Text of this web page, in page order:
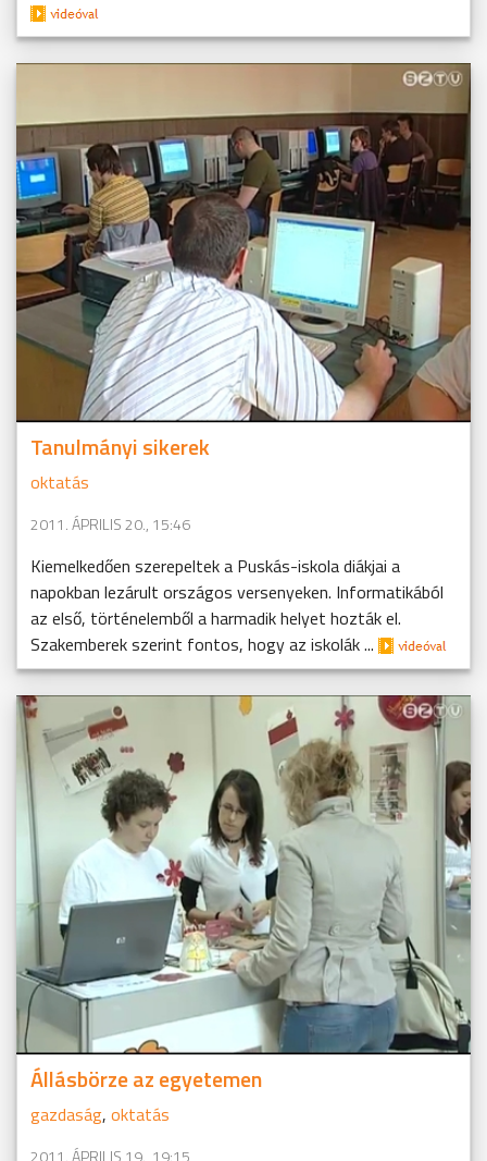
Tanulmányi sikerek
oktatás
2011. ÁPRILIS 20., 15:46
Kiemelkedően szerepeltek a Puskás-iskola diákjai a
napokban lezárult országos versenyeken. Informatikából
az első, történelemből a harmadik helyet hozták el.
Szakemberek szerint fontos, hogy az iskolák ...
Állásbörze az egyetemen
gazdaság, oktatás
2011. ÁPRILIS 19., 19:15